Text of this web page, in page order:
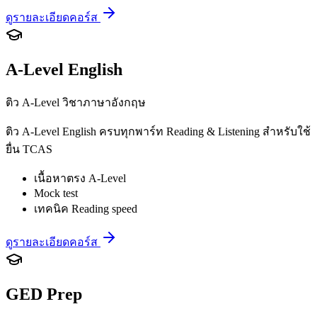
ดูรายละเอียดคอร์ส
A-Level English
ติว A-Level วิชาภาษาอังกฤษ
ติว A-Level English ครบทุกพาร์ท Reading & Listening สำหรับใช้
ยื่น TCAS
เนื้อหาตรง A-Level
Mock test
เทคนิค Reading speed
ดูรายละเอียดคอร์ส
GED Prep